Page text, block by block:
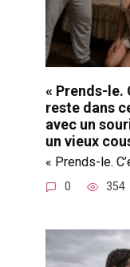
« Prends-le.
reste dans
avec un
un vieux
« Prends-le.
0 354